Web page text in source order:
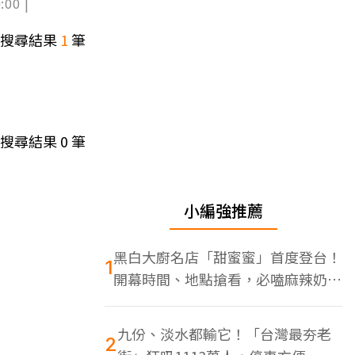
搜尋結果 1筆
搜尋結果0筆
小編強推薦
1黑白大廚名店「甜蜜蜜」首度登台！
開幕時間、地點搶看，必嗑麻辣奶油
蝦
2九份、淡水都輸它！「台灣最夯老